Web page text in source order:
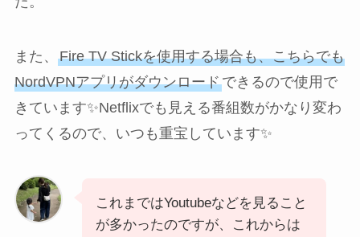
また、 Fire TV Stickを使用する場合も、こちらでも
NordVPNアプリがダウンロードできるので使用で
きています✨Netflixでも見える番組数がかなり変わ
ってくるので、いつも重宝しています✨
これまではYoutubeなどを見ること
が多かったのですが、これからは